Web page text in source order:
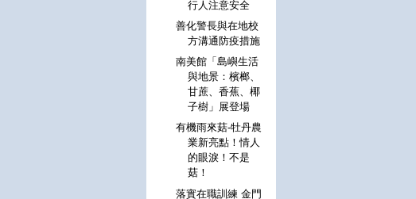
行人注意安全
善化警長與在地校
方溝通防疫措施
南美館「島嶼生活
與地景：檳榔、
甘蔗、香蕉、椰
子樹」展登場
有機雨來菇-牡丹農
業新亮點！情人
的眼淚！不是
菇！
落實在職訓練 金門